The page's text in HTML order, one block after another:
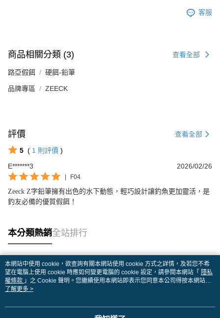
客服
商品相關分類 (3) 查看全部
路亞假餌 硬餌-鉛筆
品牌專區 ZEECK
評價 查看全部
5 ( 1 則評價 )
E*******3
2026/02/26
F04
Zeeck Z字鉛筆擁有出色的水下動態，輕巧設計讓釣魚更加靈活，是
釣友必備的優質假餌！
本分類熱銷全站排行
熱門標籤
本網站中使用 cookie，欲查詢有關本網站使用 cookie 方式之詳情，及若您不希
望在電腦上使用 cookie 時應如何變更電腦的 cookie 設定，請參閱本網站「 隱私
權條款 」之 Cookie 聲明。您繼續使用本網站即表示您同意本公司得按本網站使
用條款之 Cookie 聲明使用 cookie。
了解更多 >